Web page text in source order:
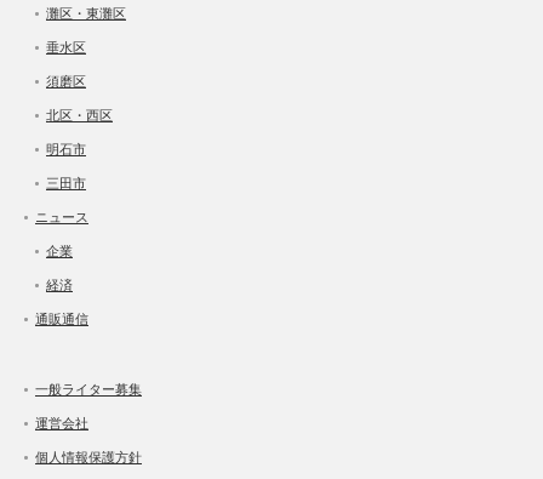
灘区・東灘区
垂水区
須磨区
北区・西区
明石市
三田市
ニュース
企業
経済
通販通信
一般ライター募集
運営会社
個人情報保護方針